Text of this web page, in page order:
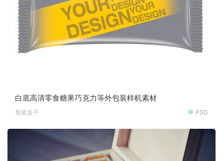
白底高清零食糖果巧克力等外包装样机素材
包装盒子 PSD